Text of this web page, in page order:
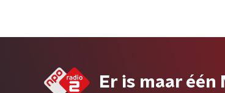
Er is maar één